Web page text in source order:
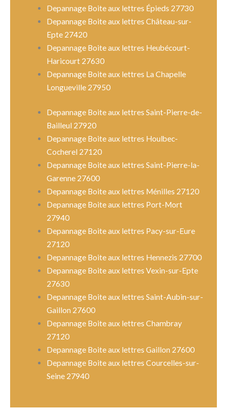
Depannage Boite aux lettres Épieds 27730
Depannage Boite aux lettres Château-sur-
Epte 27420
Depannage Boite aux lettres Heubécourt-
Haricourt 27630
Depannage Boite aux lettres La Chapelle
Longueville 27950
Depannage Boite aux lettres Saint-Pierre-de-
Bailleul 27920
Depannage Boite aux lettres Houlbec-
Cocherel 27120
Depannage Boite aux lettres Saint-Pierre-la-
Garenne 27600
Depannage Boite aux lettres Ménilles 27120
Depannage Boite aux lettres Port-Mort
27940
Depannage Boite aux lettres Pacy-sur-Eure
27120
Depannage Boite aux lettres Hennezis 27700
Depannage Boite aux lettres Vexin-sur-Epte
27630
Depannage Boite aux lettres Saint-Aubin-sur-
Gaillon 27600
Depannage Boite aux lettres Chambray
27120
Depannage Boite aux lettres Gaillon 27600
Depannage Boite aux lettres Courcelles-sur-
Seine 27940